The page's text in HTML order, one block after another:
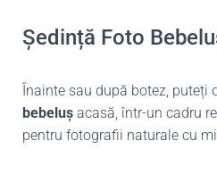
Ședință Foto
Înainte sau după botez, puteți
bebeluș acasă, într-un cadru
pentru fotografii naturale cu